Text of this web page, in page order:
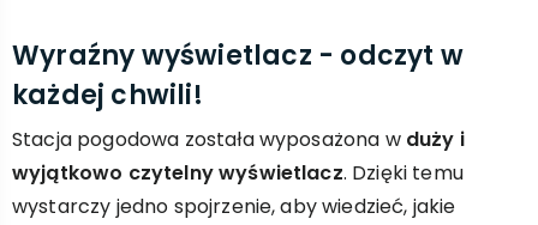
Wyraźny wyświetlacz - odczyt w
każdej chwili!
Stacja pogodowa została wyposażona w duży i
wyjątkowo czytelny wyświetlacz. Dzięki temu
wystarczy jedno spojrzenie, aby wiedzieć, jakie